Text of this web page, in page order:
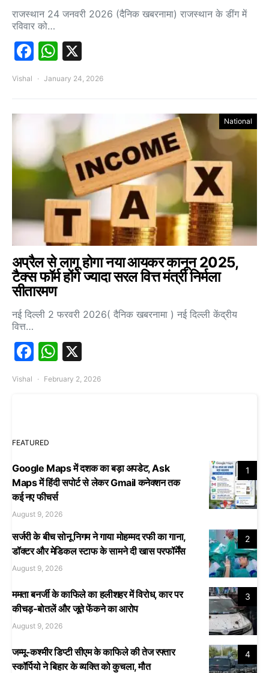
राजस्थान 24 जनवरी 2026 (दैनिक खबरनामा) राजस्थान के डींग में
रविवार को…
Facebook
WhatsApp
Vishal January 24, 2026
National
अप्रैल से लागू होगा नया आयकर कानून 2025,
टैक्स फॉर्म होंगे ज्यादा सरल वित्त मंत्री निर्मला
सीतारमण
नई दिल्ली 2 फरवरी 2026( दैनिक खबरनामा ) नई दिल्ली केंद्रीय
वित्त…
Facebook
WhatsApp
Vishal February 2, 2026
FEATURED
1
Google Maps में दशक का बड़ा अपडेट, Ask
Maps में हिंदी सपोर्ट से लेकर Gmail कनेक्शन तक
कई नए फीचर्स
August 9, 2026
2
सर्जरी के बीच सोनू निगम ने गाया मोहम्मद रफी का गाना,
डॉक्टर और मेडिकल स्टाफ के सामने दी खास परफॉर्मेंस
August 9, 2026
3
ममता बनर्जी के काफिले का हलीशहर में विरोध, कार पर
कीचड़-बोतलें और जूते फेंकने का आरोप
August 9, 2026
4
जम्मू-कश्मीर डिप्टी सीएम के काफिले की तेज रफ्तार
स्कॉर्पियो ने बिहार के व्यक्ति को कुचला, मौत